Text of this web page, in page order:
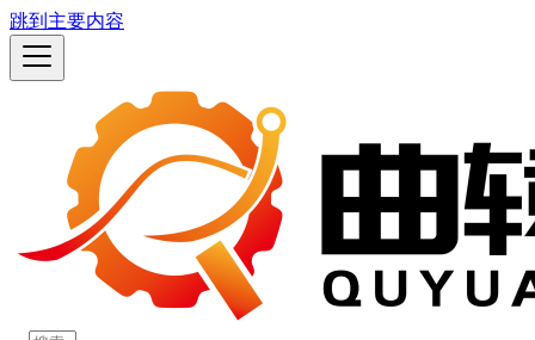
跳到主要内容